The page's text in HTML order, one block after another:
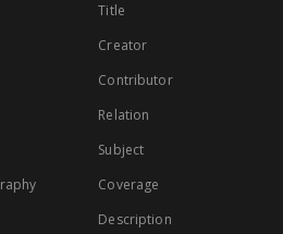
Title
Creator
Contributor
Relation
Subject
Coverage
Description